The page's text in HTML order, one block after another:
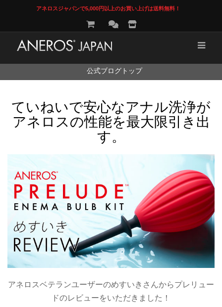
アネロスジャパンで5,000円以上のお買い上げは送料無料！
公式ブログトップ
ていねいで安心なアナル洗浄が
アネロスの性能を最大限引き出
す。
アネロスベテランユーザーのめすいきさんからプレリュー
ドのレビューをいただきました！